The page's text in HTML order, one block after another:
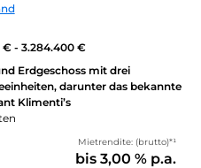
€ - 3.284.400 €
Erdgeschoss mit drei
darunter das bekannte
Klimenti’s
Mietrendite: (brutto)*¹
bis 3,00 % p.a.